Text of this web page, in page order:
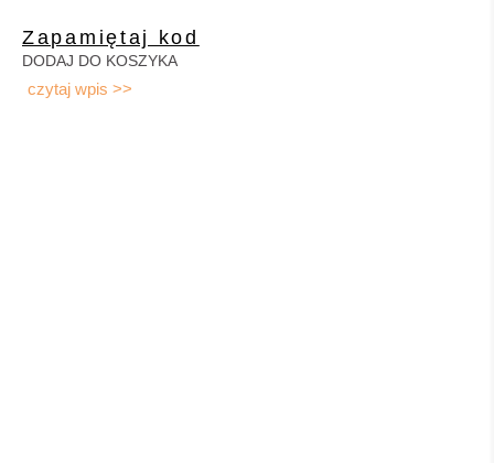
Zapamiętaj kod
DODAJ DO KOSZYKA
czytaj wpis >>